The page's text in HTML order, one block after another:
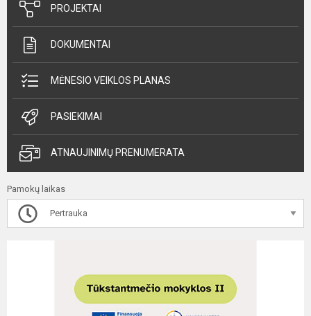
PROJEKTAI
DOKUMENTAI
MĖNESIO VEIKLOS PLANAS
PASIEKIMAI
ATNAUJINIMŲ PRENUMERATA
Pamokų laikas
Pertrauka